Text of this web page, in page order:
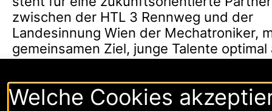
Welche Cookies
zwischen der HTL 3 Rennweg und der
Landesinnung Wien der Mechatroniker,
gemeinsamen Ziel, junge Talente optimal
Herausforderungen der modernen
Automatisierungstechnik vorzubereiten.